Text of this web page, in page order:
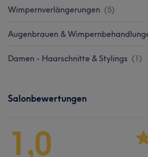
Wimpernverlängerungen (5)
Augenbrauen &
Damen - Haarschnitte & Stylings (1)
Salonbewertungen
1,0